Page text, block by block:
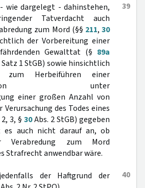
39
wie dargelegt - dahinstehen,
Tatverdacht auch
zum Mord (§§ 211,30
der Vorbereitung einer
Gewalttat (§ 89a
Satz 1 StGB) sowie hinsichtlich
zum Herbeiführen einer
unter
einer großen Anzahl von
des Todes eines
3, § 30Abs. 2 StGB) gegeben
es auch nicht darauf an, ob
Verabredung zum Mord
Strafrecht anwendbar wäre.
40
der Haftgrund der